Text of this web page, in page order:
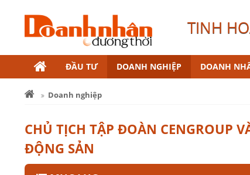
TINH
ĐẦU TƯ DOANH NGHIỆP DOANH
Doanh nghiệp
CHỦ TỊCH TẬP ĐOÀN CENGROUP
ĐỘNG SẢN